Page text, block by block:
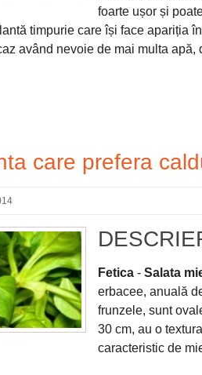
foarte ușor și
timpurie care își face apariția
având nevoie de mai multa
care prefera
Fetica - Salata
erbacee, anuală
frunzele, sunt
30 cm, au o
caracteristic de